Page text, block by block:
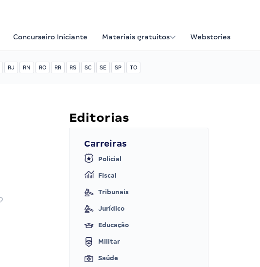
Concurseiro Iniciante Materiais gratuitos Webstories
RJ RN RO RR RS SC SE SP TO
Editorias
Carreiras
Policial
Fiscal
Tribunais
Jurídico
Educação
Militar
Saúde